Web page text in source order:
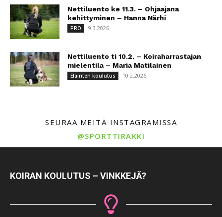
Nettiluento ke 11.3. – Ohjaajana
kehittyminen – Hanna Närhi
PRO 9.3.2026
Nettiluento ti 10.2. – Koiraharrastajan
mielentila – Maria Matilainen
Eläinten koulutus 10.2.2026
SEURAA MEITÄ INSTAGRAMISSA
@SPORTTIRAKKI
KOIRAN KOULUTUS – VINKKEJÄ?